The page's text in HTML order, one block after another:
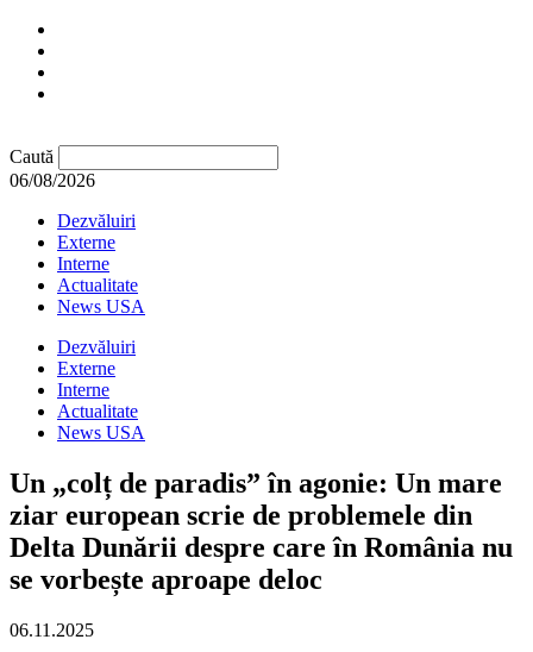
Caută
06/08/2026
Dezvăluiri
Externe
Interne
Actualitate
News USA
Dezvăluiri
Externe
Interne
Actualitate
News USA
Un „colț de paradis” în agonie: Un mare
ziar european scrie de problemele din
Delta Dunării despre care în România nu
se vorbește aproape deloc
06.11.2025